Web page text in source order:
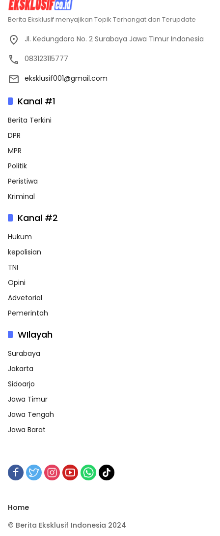
Berita Eksklusif menyajikan Topik Terhangat dan Terupdate
Jl. Kedungdoro No. 2 Surabaya Jawa Timur Indonesia
083123115777
eksklusif001@gmail.com
Kanal #1
Berita Terkini
DPR
MPR
Politik
Peristiwa
Kriminal
Kanal #2
Hukum
kepolisian
TNI
Opini
Advetorial
Pemerintah
WIlayah
Surabaya
Jakarta
Sidoarjo
Jawa Timur
Jawa Tengah
Jawa Barat
Home
© Berita Eksklusif Indonesia 2024